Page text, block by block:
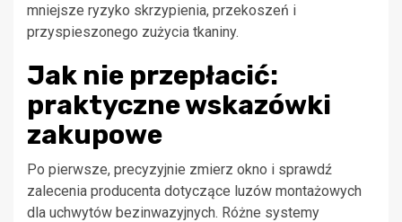
mniejsze ryzyko skrzypienia, przekoszeń i
przyspieszonego zużycia tkaniny.
Jak nie przepłacić:
praktyczne wskazówki
zakupowe
Po pierwsze, precyzyjnie zmierz okno i sprawdź
zalecenia producenta dotyczące luzów montażowych
dla uchwytów bezinwazyjnych. Różne systemy